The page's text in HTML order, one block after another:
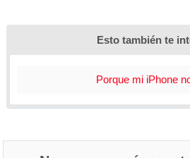
Esto también te
Porque mi iPhone